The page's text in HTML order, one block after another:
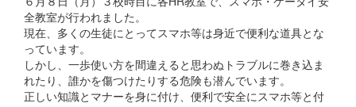
全教室が行われました。
現在、多くの生徒にとってスマホ等は身近で便利な道具とな
っています。
しかし、一歩使い方を間違えると思わぬトラブルに巻き込ま
れたり、誰かを傷つけたりする危険も潜んでいます。
正しい知識とマナーを身に付け、便利で安全にスマホ等と付